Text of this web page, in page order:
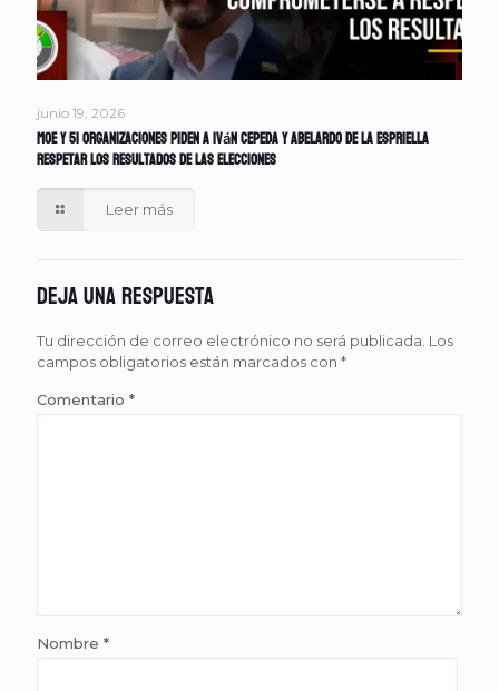
junio 19, 2026
MOE y 51 organizaciones piden a Iván Cepeda y Abelardo de la Espriella
respetar los resultados de las elecciones
Leer más
Deja una respuesta
Tu dirección de correo electrónico no será publicada. Los
campos obligatorios están marcados con *
Comentario *
Nombre *